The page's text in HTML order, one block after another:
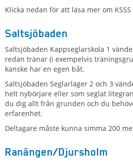
Klicka nedan för att läsa mer om
Saltsjöbaden
Saltsjöbaden Kappseglarskola 1
redan tränar (i exempelvis
kanske har en egen båt.
Saltsjöbaden Seglarläger 2 och 3
helt nybörjare eller som seglat
du dig allt från grunden och du
erfarenhet.
Deltagare måste kunna simma 200
Ranängen/Djursholm